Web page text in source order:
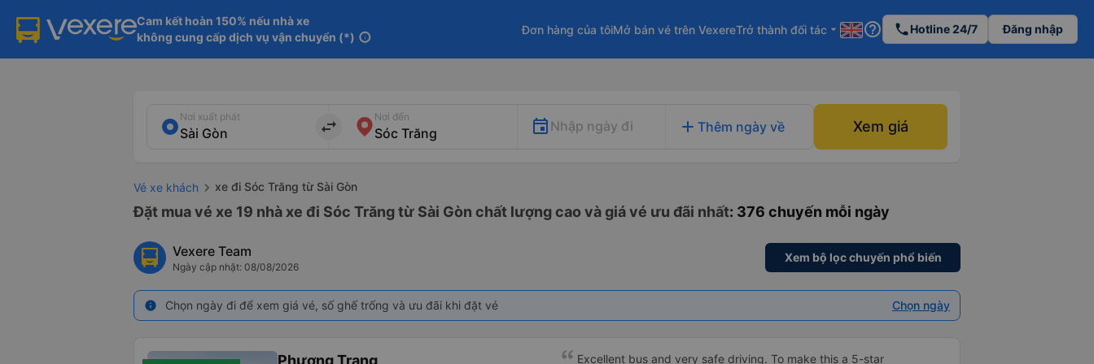
Cam kết hoàn 150% nếu nhà xe
không cung cấp dịch vụ vận chuyển (*) info
Đơn hàng của tôiMở bán vé trên VexereTrở thành đối tác arrow_drop_down help_outline phoneHotline 24/7 Đăng nhập
Nơi xuất phát
import_export
Nơi đến
Nhập ngày đi add Thêm ngày về Xem giá
Vé xe khách xe đi Sóc Trăng từ Sài Gòn
Đặt mua vé xe 19 nhà xe đi Sóc Trăng từ Sài Gòn chất lượng cao và giá vé ưu đãi nhất: 376 chuyến mỗi ngày
Vexere Team
Ngày cập nhật: 08/08/2026
Xem bộ lọc chuyến phổ biến
info Chọn ngày đi để xem giá vé, số ghế trống và ưu đãi khi đặt vé Chọn ngày
Phương Trang
Excellent bus and very safe driving. To make this a 5-star